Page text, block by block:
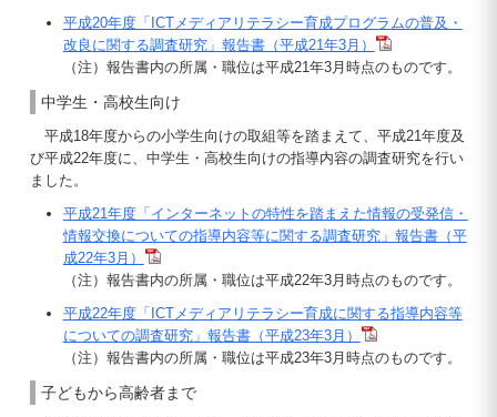
平成20年度「ICTメディアリテラシー育成プログラムの普及・
改良に関する調査研究」報告書（平成21年3月）
（注）報告書内の所属・職位は平成21年3月時点のものです。
中学生・高校生向け
平成18年度からの小学生向けの取組等を踏まえて、平成21年度及
び平成22年度に、中学生・高校生向けの指導内容の調査研究を行い
ました。
平成21年度「インターネットの特性を踏まえた情報の受発信・
情報交換についての指導内容等に関する調査研究」報告書（平
成22年3月）
（注）報告書内の所属・職位は平成22年3月時点のものです。
平成22年度「ICTメディアリテラシー育成に関する指導内容等
についての調査研究」報告書（平成23年3月）
（注）報告書内の所属・職位は平成23年3月時点のものです。
子どもから高齢者まで